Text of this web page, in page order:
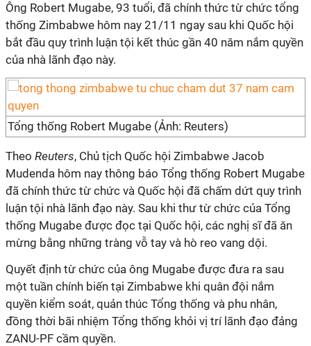
Ông Robert Mugabe, 93 tuổi, đã chính thức từ chức tổng
thống Zimbabwe hôm nay 21/11 ngay sau khi Quốc hội
bắt đầu quy trình luận tội kết thúc gần 40 năm nắm quyền
của nhà lãnh đạo này.
Tổng thống Robert Mugabe (Ảnh: Reuters)
Theo Reuters, Chủ tịch Quốc hội Zimbabwe Jacob
Mudenda hôm nay thông báo Tổng thống Robert Mugabe
đã chính thức từ chức và Quốc hội đã chấm dứt quy trình
luận tội nhà lãnh đạo này. Sau khi thư từ chức của Tổng
thống Mugabe được đọc tại Quốc hội, các nghị sĩ đã ăn
mừng bằng những tràng vỗ tay và hò reo vang dội.
Quyết định từ chức của ông Mugabe được đưa ra sau
một tuần chính biến tại Zimbabwe khi quân đội nắm
quyền kiểm soát, quản thúc Tổng thống và phu nhân,
đồng thời bãi nhiệm Tổng thống khỏi vị trí lãnh đạo đảng
ZANU-PF cầm quyền.